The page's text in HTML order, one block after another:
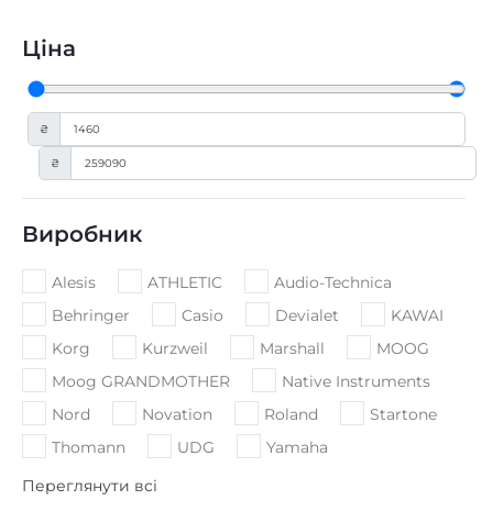
Ціна
₴
₴
Виробник
Alesis ATHLETIC
Audio-Technica
Behringer
Casio Devialet
KAWAI
Korg
Kurzweil Marshall
MOOG
Moog GRANDMOTHER
Native Instruments
Nord
Novation Roland
Startone
Thomann
UDG
Yamaha
Переглянути всі